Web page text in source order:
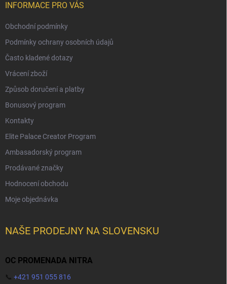
INFORMACE PRO VÁS
Obchodní podmínky
Podmínky ochrany osobních údajů
Často kladené dotazy
Vrácení zboží
Způsob doručení a platby
Bonusový program
Kontakty
Elite Palace Creator Program
Ambasadorský program
Prodávané značky
Hodnocení obchodu
Moje objednávka
NAŠE PRODEJNY NA SLOVENSKU
OC PROMENADA NITRA
📞 +421 951 055 816